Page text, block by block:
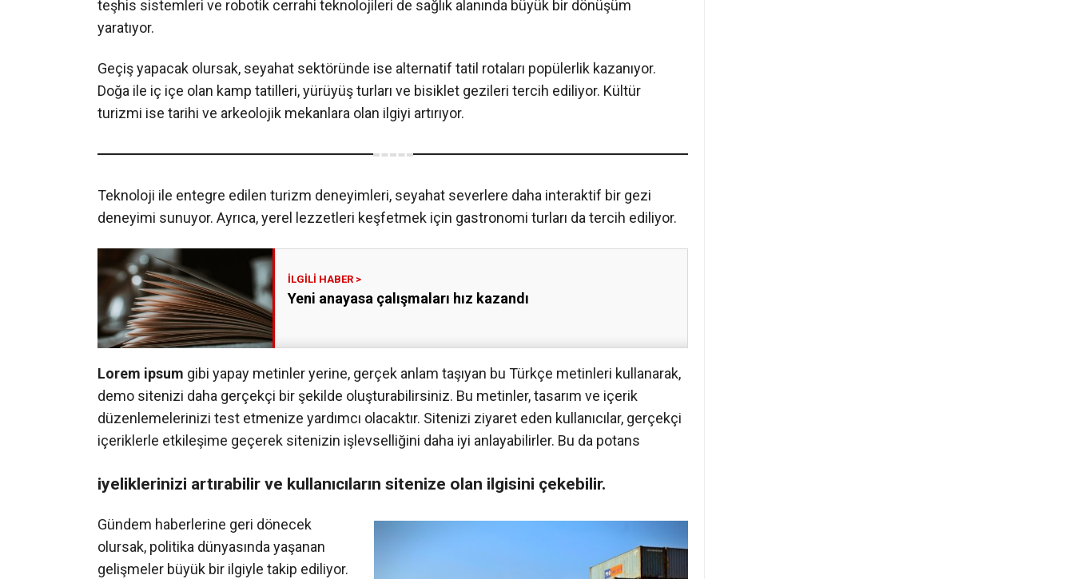
teşhis sistemleri ve robotik cerrahi teknolojileri de sağlık alanında büyük bir dönüşüm
yaratıyor.
Geçiş yapacak olursak, seyahat sektöründe ise alternatif tatil rotaları popülerlik kazanıyor.
Doğa ile iç içe olan kamp tatilleri, yürüyüş turları ve bisiklet gezileri tercih ediliyor. Kültür
turizmi ise tarihi ve arkeolojik mekanlara olan ilgiyi artırıyor.
Teknoloji ile entegre edilen turizm deneyimleri, seyahat severlere daha interaktif bir gezi
deneyimi sunuyor. Ayrıca, yerel lezzetleri keşfetmek için gastronomi turları da tercih ediliyor.
Yeni anayasa çalışmaları hız kazandı
Lorem ipsum gibi yapay metinler yerine, gerçek anlam taşıyan bu Türkçe metinleri kullanarak,
demo sitenizi daha gerçekçi bir şekilde oluşturabilirsiniz. Bu metinler, tasarım ve içerik
düzenlemelerinizi test etmenize yardımcı olacaktır. Sitenizi ziyaret eden kullanıcılar, gerçekçi
içeriklerle etkileşime geçerek sitenizin işlevselliğini daha iyi anlayabilirler. Bu da potans
iyeliklerinizi artırabilir ve kullanıcıların sitenize olan ilgisini çekebilir.
Gündem haberlerine geri dönecek
olursak, politika dünyasında yaşanan
gelişmeler büyük bir ilgiyle takip ediliyor.